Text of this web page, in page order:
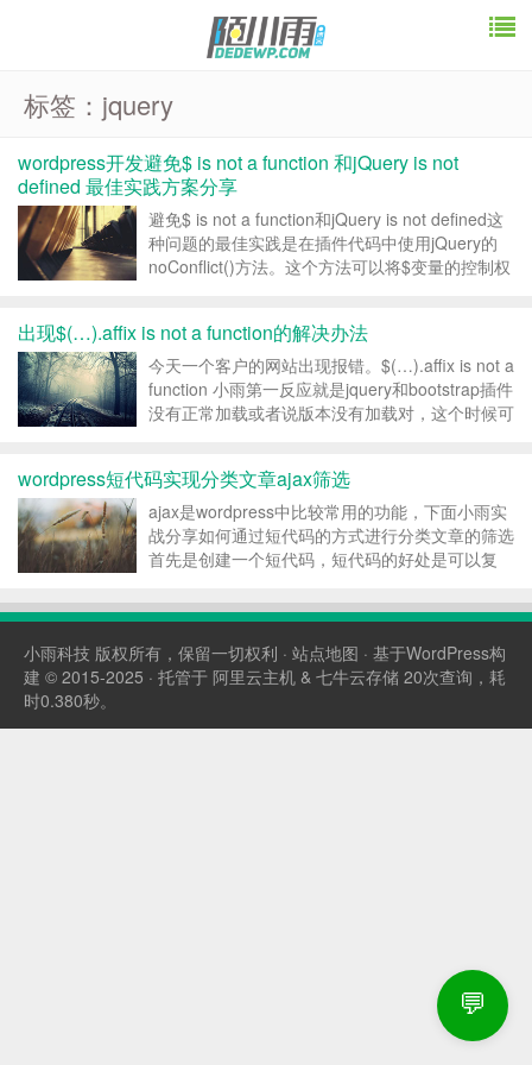
标签：jquery
wordpress开发避免$ is not a function 和jQuery is not
defined 最佳实践方案分享
避免$ is not a function和jQuery is not defined这
种问题的最佳实践是在插件代码中使用jQuery的
noConflict()方法。这个方法可以将$变量的控制权
出现$(…).affix is not a function的解决办法
今天一个客户的网站出现报错。$(…).affix is not a
function 小雨第一反应就是jquery和bootstrap插件
没有正常加载或者说版本没有加载对，这个时候可
wordpress短代码实现分类文章ajax筛选
ajax是wordpress中比较常用的功能，下面小雨实
战分享如何通过短代码的方式进行分类文章的筛选
首先是创建一个短代码，短代码的好处是可以复
add_shortcode( 'wpsite_posts',
小雨科技 版权所有，保留一切权利 · 站点地图 · 基于WordPress构
建 © 2015-2025 · 托管于 阿里云主机 & 七牛云存储 20次查询，耗
时0.380秒。
💬